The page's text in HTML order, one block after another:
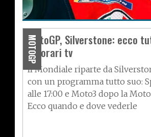
Mercato
firma con
MOTOGP
MotoGP, Silverstone: ecco
gli orari tv
Il Mondiale riparte da
con un programma tutto suo:
alle 17:00 e Moto3 dopo la
Ecco quando e dove vederle